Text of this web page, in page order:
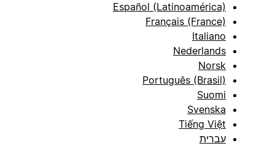
Español (Latinoamérica)
Français (France)
Italiano
Nederlands
Norsk
Português (Brasil)
Suomi
Svenska
Tiếng Việt
עברית